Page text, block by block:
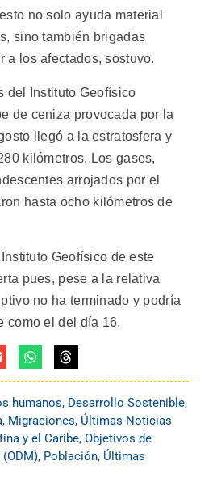
no solo ayuda material
sino también brigadas
a los afectados, sostuvo.
del Instituto Geofísico
de ceniza provocada por la
llegó a la estratosfera y
kilómetros. Los gases,
arrojados por el
hasta ocho kilómetros de
Geofísico de este
pues, pese a la relativa
no ha terminado y podría
como el del día 16.
humanos, Desarrollo Sostenible,
, Migraciones, Últimas Noticias
y el Caribe, Objetivos de
, Población, Últimas